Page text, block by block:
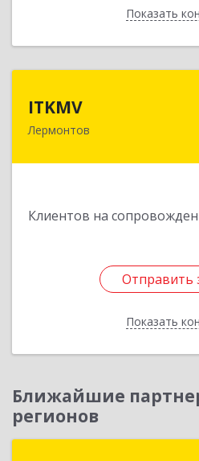
ПоказатьНазад
ITKMV
Лермонтов
Клиентов на
Отправить
Показать
Отправить
Назад
Ближайшие
регионов